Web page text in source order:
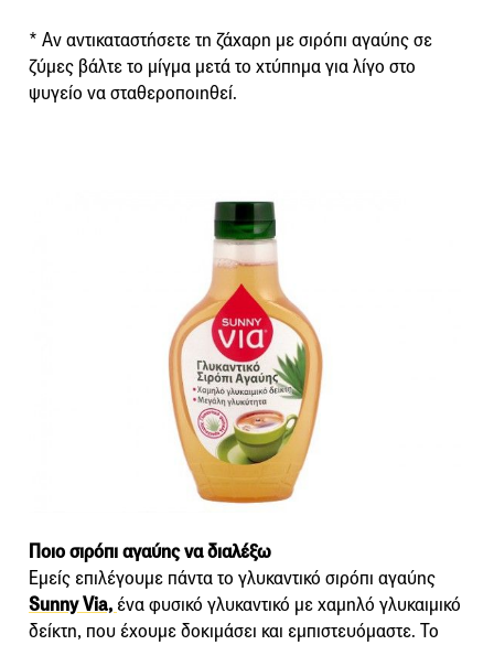
* Αν αντικαταστήσετε τη ζάχαρη με σιρόπι αγαύης σε
ζύμες βάλτε το μίγμα μετά το χτύπημα για λίγο στο
ψυγείο να σταθεροποιηθεί.
Ποιο σιρόπι αγαύης να διαλέξω
Εμείς επιλέγουμε πάντα το γλυκαντικό σιρόπι αγαύης
Sunny Via, ένα φυσικό γλυκαντικό με χαμηλό γλυκαιμικό
δείκτη, που έχουμε δοκιμάσει και εμπιστευόμαστε. Το